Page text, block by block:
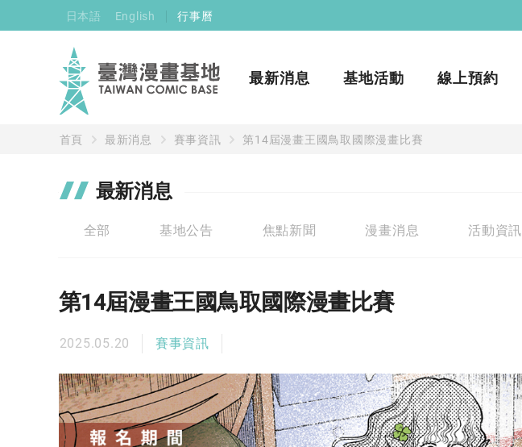
日本語 English 行事曆
最新消息 基地活動 線上預約
首頁 最新消息 賽事資訊 第14屆漫畫王國鳥取國際漫畫比賽
最新消息
全部 基地公告 焦點新聞 漫畫消息 活動資訊
第14屆漫畫王國鳥取國際漫畫比賽
2025.05.20 賽事資訊